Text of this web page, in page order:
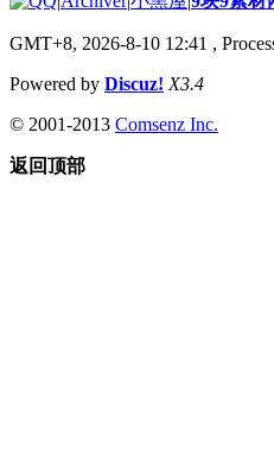
GMT+8, 2026-8-10 12:41 ,
Powered by Discuz! X3.4
© 2001-2013 Comsenz Inc.
返回顶部